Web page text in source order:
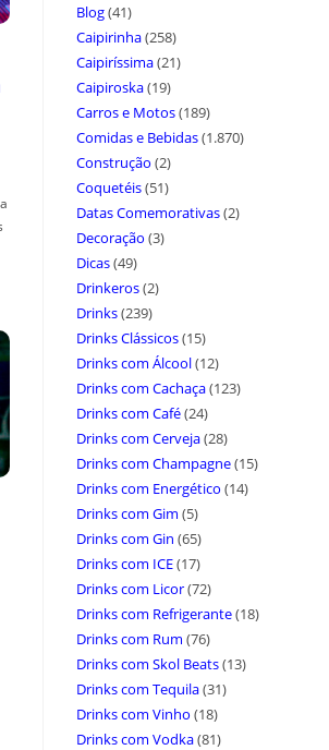
Blog(41)
Caipirinha(258)
Caipiríssima(21)
Caipiroska(19)
Carros e Motos(189)
Comidas e Bebidas(1.870)
Construção (2)
Coquetéis(51)
Datas Comemorativas(2)
Decoração (3)
Dicas(49)
Drinkeros(2)
Drinks(239)
Drinks Clássicos(15)
Drinks com Álcool(12)
Drinks com Cachaça(123)
Drinks com Café(24)
Drinks com Cerveja(28)
Drinks com Champagne(15)
Drinks com Energético (14)
Drinks com Gim (5)
Drinks com Gin (65)
Drinks com ICE(17)
Drinks com Licor(72)
Drinks com Refrigerante(18)
Drinks com Rum (76)
Drinks com Skol Beats(13)
Drinks com Tequila(31)
Drinks com Vinho (18)
Drinks com Vodka(81)